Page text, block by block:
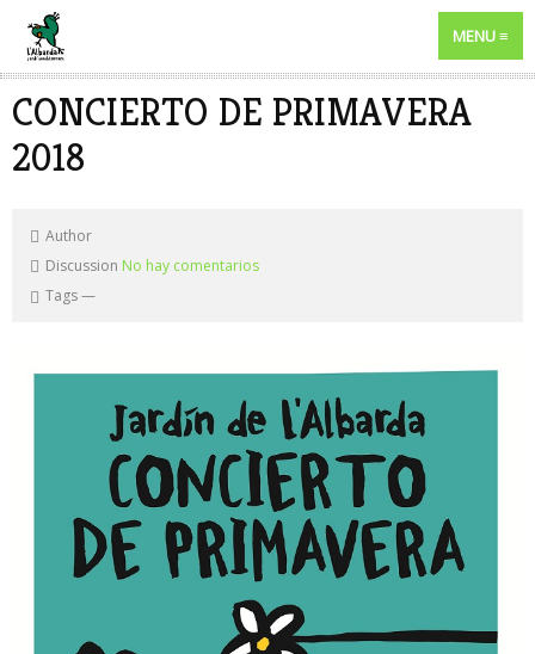
MENU
CONCIERTO DE PRIMAVERA
2018
Author
Discussion No hay comentarios
Tags—